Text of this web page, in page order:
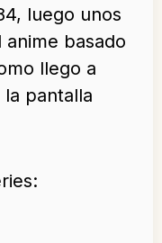
luego unos
basado
llego a
pantalla